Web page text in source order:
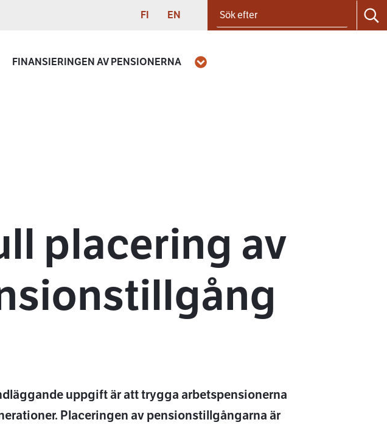
SUOMI
FI ENGLISH
EN
FINANSIERINGEN AV PENSIONERNA Öppna
placering av
uppgift är att trygga arbetspensionerna
Placeringen av pensionstillgångarna är